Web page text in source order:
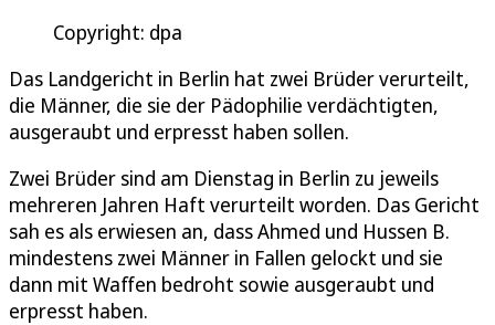
Copyright: dpa
Das Landgericht in Berlin hat zwei Brüder verurteilt,
die Männer, die sie der Pädophilie verdächtigten,
ausgeraubt und erpresst haben sollen.
Zwei Brüder sind am Dienstag in Berlin zu jeweils
mehreren Jahren Haft verurteilt worden. Das Gericht
sah es als erwiesen an, dass Ahmed und Hussen B.
mindestens zwei Männer in Fallen gelockt und sie
dann mit Waffen bedroht sowie ausgeraubt und
erpresst haben.